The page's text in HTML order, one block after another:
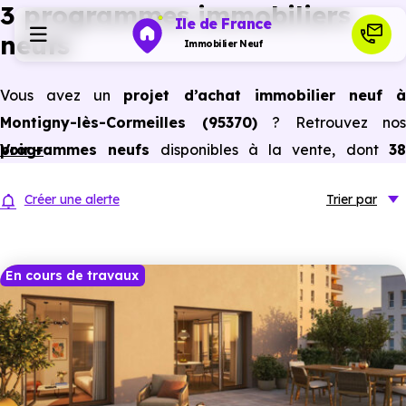
Ile de France
Immobilier Neuf
Programmes neufs
Actualités
Ressources
Financer
3 programmes immobiliers
neufs
Vous avez un projet d’achat immobilier neuf à
Montigny-lès-Cormeilles (95370)? Retrouvez nos
programmes neufs disponibles à la vente, dont38
pièces et plus,
sans frais
Selon lesprogrammes immobiliers neufs disponibles
à Montigny-lès-Cormeilles (95370)
, vous pouvez aussi
bénéficier des avantages du neuf :PTZ, TVA réduite
dans certains cas, frais de notaire réduits, bonnes
performances énergétiques, garanties constructeur, etc.
Voir +
Créer une alerte Trier par
En cours de travaux